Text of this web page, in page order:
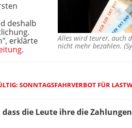
Alles wird teurer, auch
nicht mehr bezahlen.
deshalb
erklärte
.
SONNTAGSFAHRVERBOT FÜR
die Leute ihre die